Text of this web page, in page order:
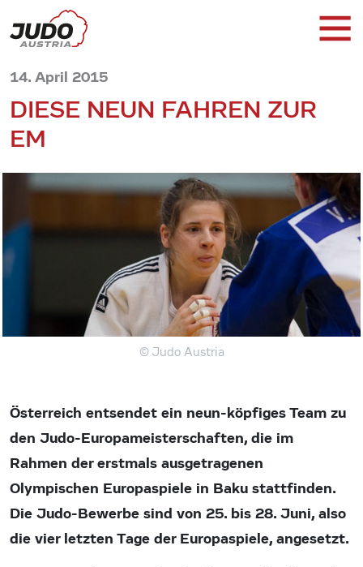
14. April 2015
DIESE NEUN FAHREN ZUR
EM
© Judo Austria
Österreich entsendet ein neun-köpfiges Team zu
den Judo-Europameisterschaften, die im
Rahmen der erstmals ausgetragenen
Olympischen Europaspiele in Baku stattfinden.
Die Judo-Bewerbe sind von 25. bis 28. Juni, also
die vier letzten Tage der Europaspiele, angesetzt.